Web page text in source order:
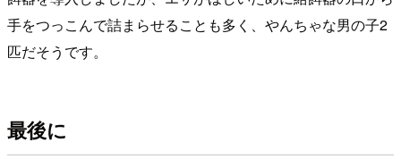
手をつっこんで詰まらせることも多く、やんちゃな男の子2
匹だそうです。
最後に